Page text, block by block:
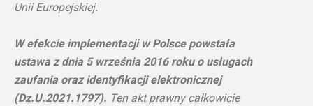
Unii Europejskiej.
W efekcie implementacji w Polsce powstała
ustawa z dnia 5 września 2016 roku o usługach
zaufania oraz identyfikacji elektronicznej
(Dz.U.2021.1797). Ten akt prawny całkowicie